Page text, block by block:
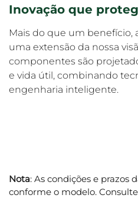
Inovação que
Mais do que um benefício,
uma extensão da nossa
componentes são
e vida útil, combinando
engenharia inteligente.
Nota: As condições e prazos
conforme o modelo.